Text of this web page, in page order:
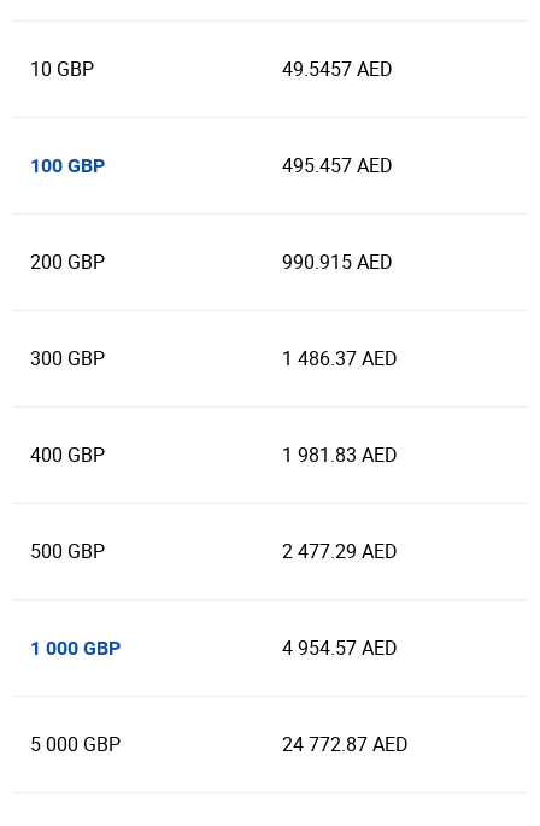
10 GBP 49.5457 AED
100 GBP 495.457 AED
200 GBP 990.915 AED
300 GBP 1 486.37 AED
400 GBP 1 981.83 AED
500 GBP 2 477.29 AED
1 000 GBP 4 954.57 AED
5 000 GBP 24 772.87 AED